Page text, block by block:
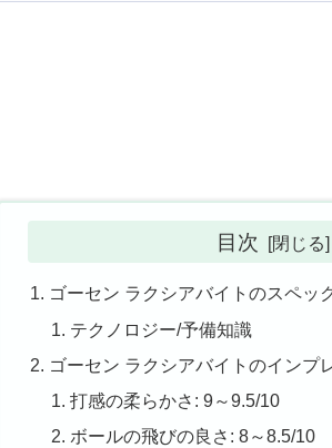
目次
ゴーセン ラクシアバイトのスペッ
テクノロジー/予備知識
ゴーセン ラクシアバイトのインプ
打感の柔らかさ: 9～9.5/10
ボールの飛びの良さ: 8～8.5/10